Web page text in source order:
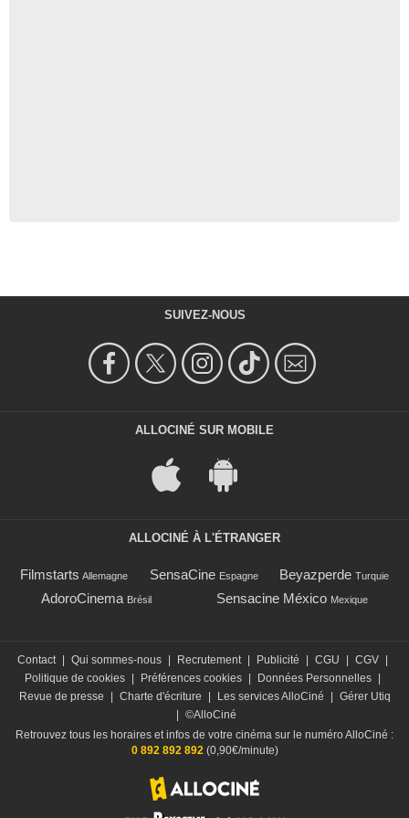
SUIVEZ-NOUS
ALLOCINÉ SUR MOBILE
ALLOCINÉ À L'ÉTRANGER
Filmstarts Allemagne SensaCine Espagne Beyazperde Turquie
AdoroCinema Brésil Sensacine México Mexique
Contact Qui sommes-nous Recrutement Publicité CGU CGV
Politique de cookies
Préférences cookies Données Personnelles
Revue de presse
Charte d'écriture Les services AlloCiné
Gérer Utiq
©AlloCiné
Retrouvez tous les horaires et infos de votre cinéma sur le numéro AlloCiné :
0 892 892 892(0,90€/minute)